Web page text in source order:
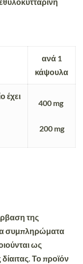
ανά 1
κάψουλα
έχει
400 mg
200 mg
της
συμπληρώματα
ως
Το προϊόν